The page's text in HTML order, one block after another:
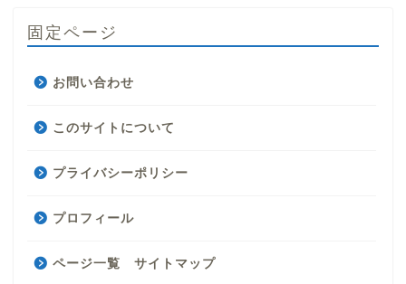
固定ページ
お問い合わせ
このサイトについて
プライバシーポリシー
プロフィール
ページ一覧 サイトマップ